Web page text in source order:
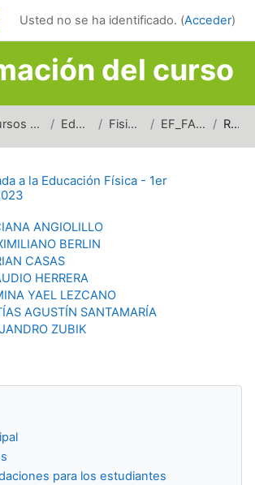
Usted no se ha identificado. (Acceder)
del curso
Cursos de carreras de grado Educación Física Fisiología Aplicada EF_FAEF_1erSem_2023 Resumen
a la Educación Física - 1er
ANGIOLILLO
BERLIN
CASAS
HERRERA
YAEL LEZCANO
AGUSTÍN SANTAMARÍA
ZUBIK
para los estudiantes